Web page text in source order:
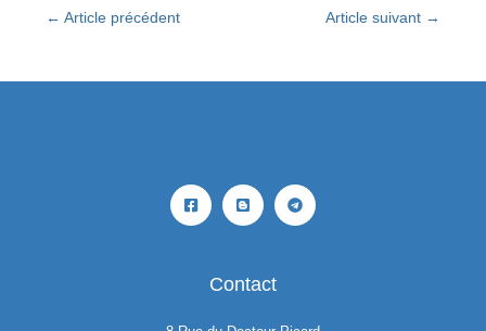
← Article précédent Article suivant →
Contact